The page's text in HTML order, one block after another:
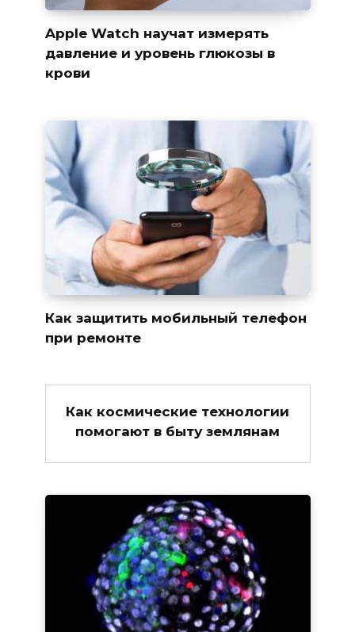
Apple Watch научат измерять
давление и уровень глюкозы в
крови
Как защитить мобильный телефон
при ремонте
Как космические технологии
помогают в быту землянам